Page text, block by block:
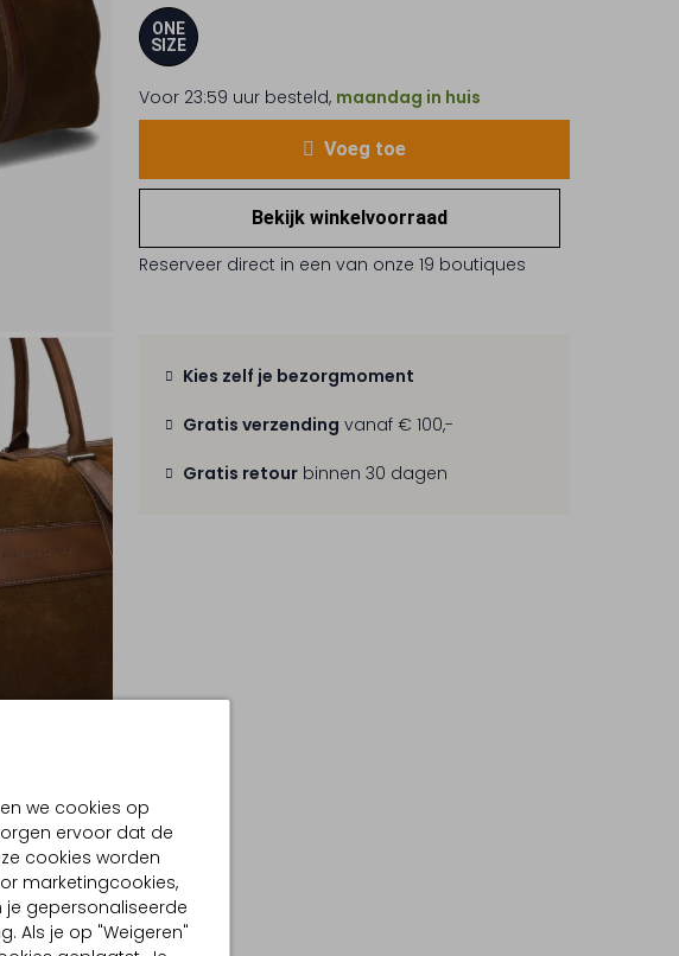
we cookies op
ervoor dat de
cookies worden
marketingcookies,
je gepersonaliseerde
Als je op "Weigeren"
ONE
SIZE
Voor 23:59 uur besteld, maandag in huis
Voeg toe
Bekijk winkelvoorraad
Reserveer direct in een van onze 19 boutiques
Kies zelf je bezorgmoment
Gratis verzending vanaf € 100,-
Gratis retour binnen 30 dagen